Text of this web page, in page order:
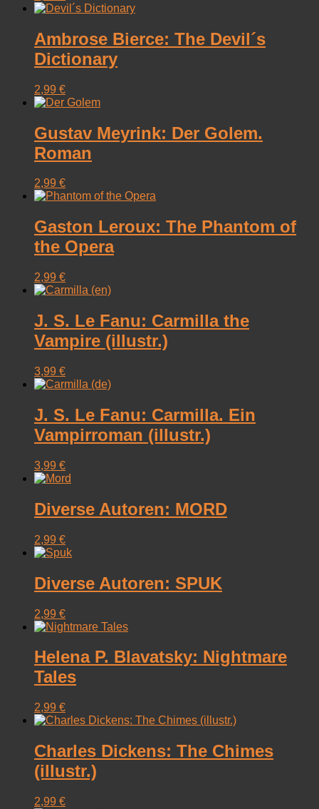
Ambrose Bierce: The Devil´s
Dictionary
2,99 €
Gustav Meyrink: Der Golem.
Roman
2,99 €
Gaston Leroux: The Phantom of
the Opera
2,99 €
J. S. Le Fanu: Carmilla the
Vampire (illustr.)
3,99 €
J. S. Le Fanu: Carmilla. Ein
Vampirroman (illustr.)
3,99 €
Diverse Autoren: MORD
2,99 €
Diverse Autoren: SPUK
2,99 €
Helena P. Blavatsky: Nightmare
Tales
2,99 €
Charles Dickens: The Chimes
(illustr.)
2,99 €